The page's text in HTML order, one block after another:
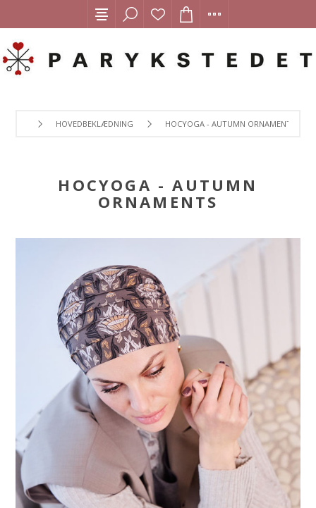
HOVEDBEKLÆDNING HOCYOGA - AUTUMN ORNAMENTS
HOCYOGA - AUTUMN
ORNAMENTS